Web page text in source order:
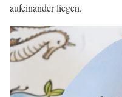
aufeinander liegen.